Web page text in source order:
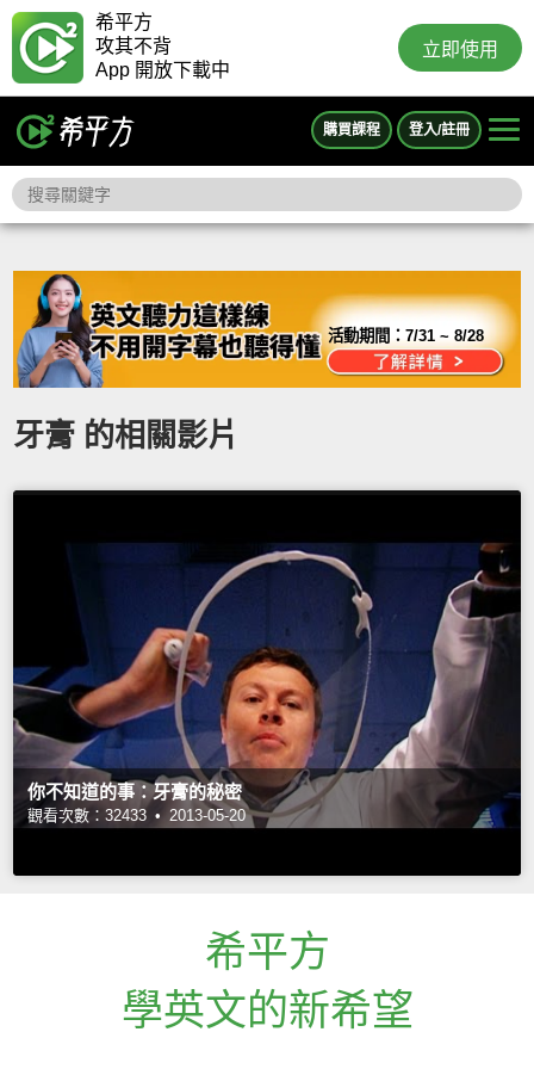
希平方
攻其不背
App 開放下載中
立即使用
購買課程 登入/註冊
活動期間：7/31 ~ 8/28
牙膏 的相關影片
你不知道的事：牙膏的秘密
觀看次數：32433 • 2013-05-20
希平方
學英文的新希望